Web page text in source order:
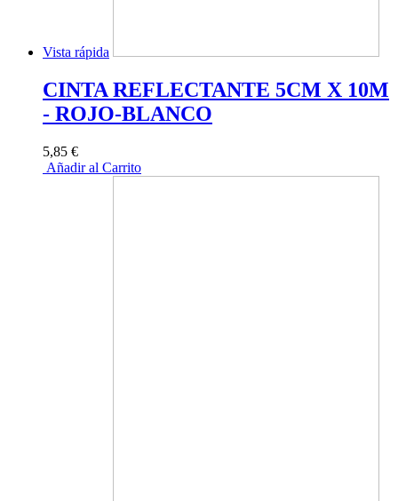
Vista rápida
CINTA REFLECTANTE 5CM X 10M
- ROJO-BLANCO
5,85 €
Añadir al Carrito